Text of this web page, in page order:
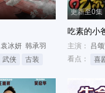
袁冰妍 韩承羽
武侠 古装
更新至0集
吃素的小
主演： 吕
看点：
喜